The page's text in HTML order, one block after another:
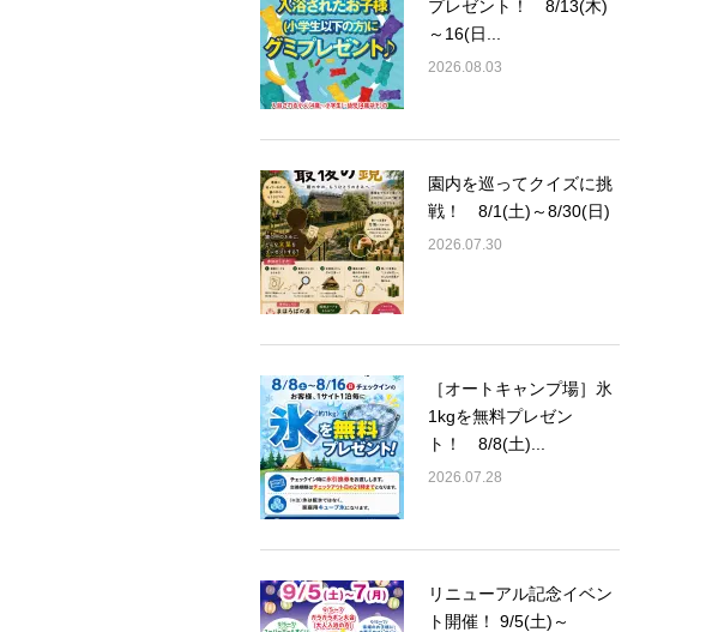
プレゼント！ 8/13(木)
～16(日...
2026.08.03
園内を巡ってクイズに挑
戦！ 8/1(土)～8/30(日)
2026.07.30
［オートキャンプ場］氷
1kgを無料プレゼン
ト！ 8/8(土)...
2026.07.28
リニューアル記念イベン
ト開催！ 9/5(土)～